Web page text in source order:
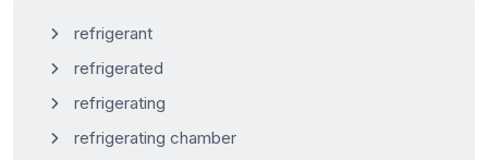
refrigerant
refrigerated
refrigerating
refrigerating chamber